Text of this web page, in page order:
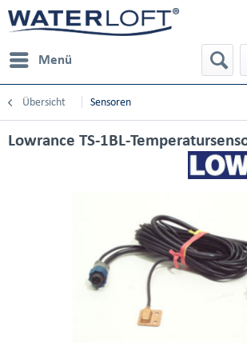
Menü
Übersicht Sensoren
Lowrance TS-1BL-